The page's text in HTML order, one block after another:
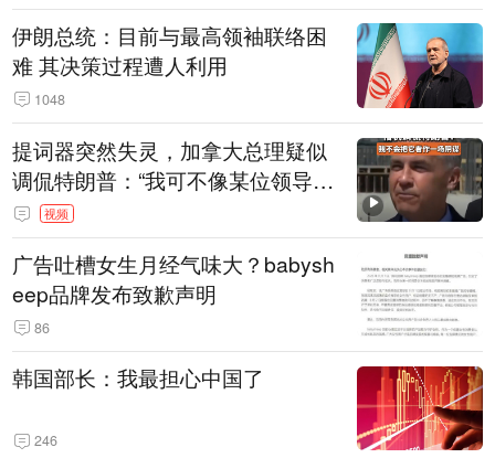
伊朗总统：目前与最高领袖联络困
难 其决策过程遭人利用
1048
提词器突然失灵，加拿大总理疑似
调侃特朗普：“我可不像某位领导
人，把这当成一场阴谋”，全场哄笑
视频
广告吐槽女生月经气味大？babysh
eep品牌发布致歉声明
86
韩国部长：我最担心中国了
246